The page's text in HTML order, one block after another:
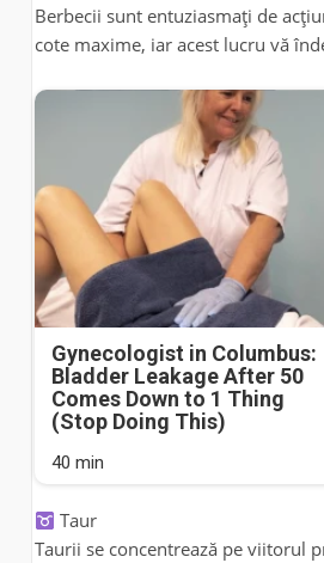
Berbecii sunt entuziasmați de
cote maxime, iar acest lucru vă
Gynecologist in Columbus:
Bladder Leakage After 50
Comes Down to 1 Thing
(Stop Doing This)
40 min
Taur
Taurii se concentrează pe viitorul